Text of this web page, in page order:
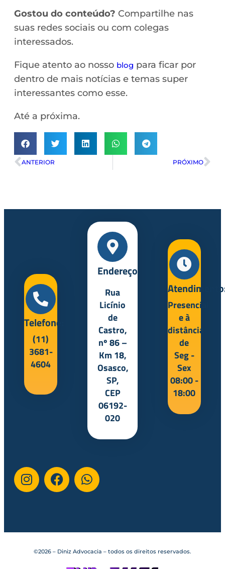
Gostou do conteúdo? Compartilhe nas
suas redes sociais ou com colegas
interessados.
Fique atento ao nosso blog para ficar por
dentro de mais notícias e temas super
interessantes como esse.
Até a próxima.
ANTERIOR PRÓXIMO
Telefone:
(11)
3681-
4604
Endereço:
Rua
Licínio
de
Castro,
nº 86 –
Km 18,
Osasco,
SP,
CEP
06192-
020
Presencial
e à
distância
de
Seg -
Sex
08:00 -
18:00
©2026 – Diniz Advocacia – todos os direitos reservados.